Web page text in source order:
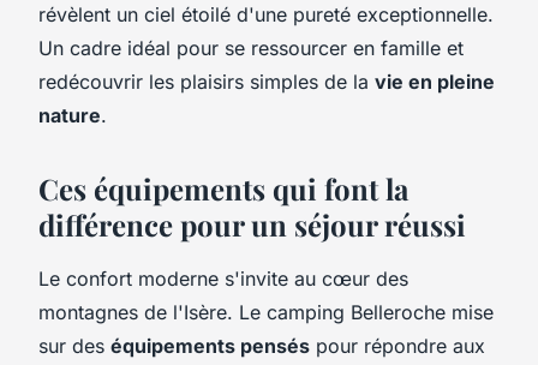
révèlent un ciel étoilé d'une pureté exceptionnelle.
Un cadre idéal pour se ressourcer en famille et
redécouvrir les plaisirs simples de la vie en pleine
nature.
Ces équipements qui font la
différence pour un séjour réussi
Le confort moderne s'invite au cœur des
montagnes de l'Isère. Le camping Belleroche mise
sur des équipements pensés pour répondre aux